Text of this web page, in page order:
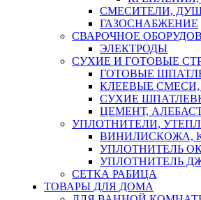
СМЕСИТЕЛИ,
ГАЗОСНАБЖЕНИЕ
СВАРОЧНОЕ
ЭЛЕКТРОДЫ
СУХИЕ И ГОТОВЫЕ
ГОТОВЫЕ
КЛЕЕВЫЕ
СУХИЕ
ЦЕМЕНТ,
УПЛОТНИТЕЛИ,
ВИНИЛИСКОЖА,
УПЛОТНИТЕЛЬ
УПЛОТНИТЕЛЬ
СЕТКА РАБИЦА
ТОВАРЫ ДЛЯ ДОМА